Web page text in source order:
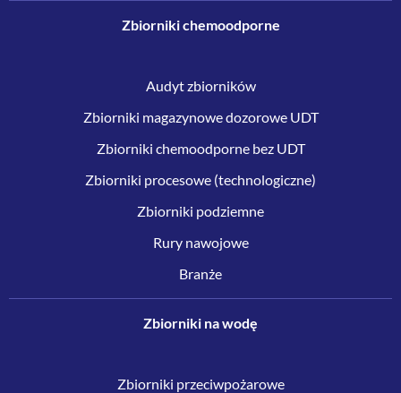
Zbiorniki chemoodporne
Audyt zbiorników
Zbiorniki magazynowe dozorowe UDT
Zbiorniki chemoodporne bez UDT
Zbiorniki procesowe (technologiczne)
Zbiorniki podziemne
Rury nawojowe
Branże
Zbiorniki na wodę
Zbiorniki przeciwpożarowe